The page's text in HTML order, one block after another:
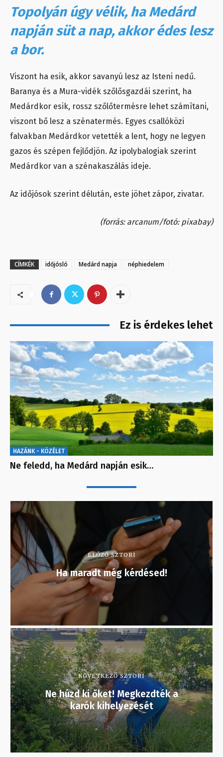
Topolyán úgy vélik, ha Medárd
napján süt a nap, akkor édes lesz
a bor.
Viszont ha esik, akkor savanyú lesz az Isteni nedű.
Baranya és a Mura-vidék szőlősgazdái szerint, ha
Medárdkor esik, rossz szőlőtermésre lehet számítani,
viszont bő lesz a szénatermés. Egyes csallóközi
falvakban Medárdkor vetették a lent, hogy ne legyen
gazos és szépen fejlődjön. Az ipolybalogiak szerint
Medárdkor van a szénakaszálás ideje.
Az időjósok szerint délután, este jöhet zápor, zivatar.
(forrás: arcanum/fotó: pixabay)
CÍMKÉK időjósló Medárd napja néphiedelem
Ez is érdekes lehet
HAZÁNK - KÖZÉLET
Ne feledd, ha Medárd napján esik…
ELŐZŐ SZTORI
Ha maradt még kérdésed!
KÖVETKEZŐ SZTORI
Ne húzd ki őket! Megkezdték a
karók kihelyezését